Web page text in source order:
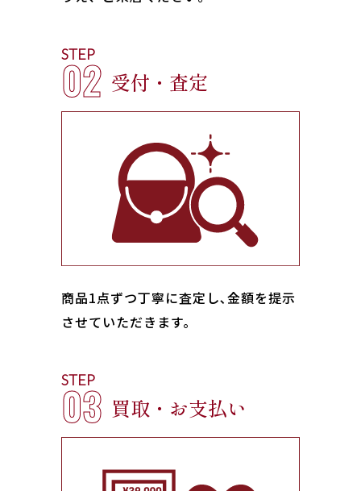
STEP
02 受付・査定
商品1点ずつ丁寧に査定し､金額を提示
させていただきます。
STEP
03 買取・お支払い